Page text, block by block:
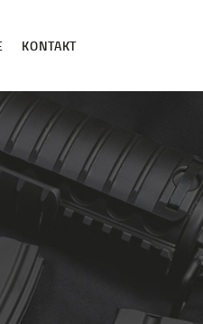
KONTAKT